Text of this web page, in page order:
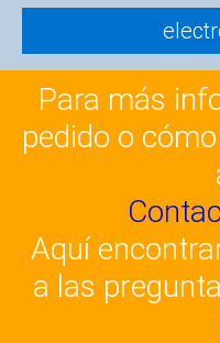
Para más
pedido o
Aquí
a las